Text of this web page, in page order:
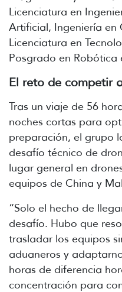
Licenciatura en
Artificial, Ingeniería en
Licenciatura en
Posgrado en
El reto de competir
Tras un viaje de 56
noches cortas para
preparación, el grupo
desafío técnico de
lugar general en
equipos de China y
“Solo el hecho de
desafío. Hubo que
trasladar los equipos
aduaneros y
horas de diferencia
concentración para